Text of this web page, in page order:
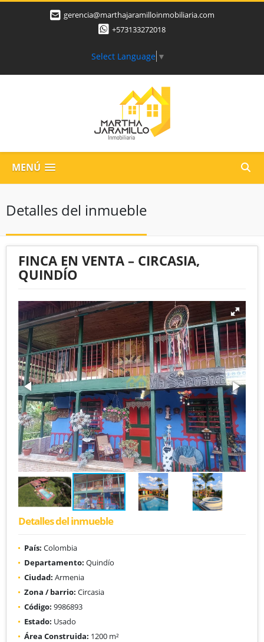
gerencia@marthajaramilloinmobiliaria.com
+573133272018
Select Language ▼
MENÚ
Detalles del inmueble
FINCA EN VENTA – CIRCASIA,
QUINDÍO
Detalles del inmueble
País: Colombia
Departamento: Quindío
Ciudad: Armenia
Zona / barrio: Circasia
Código: 9986893
Estado: Usado
Área Construida: 1200 m²